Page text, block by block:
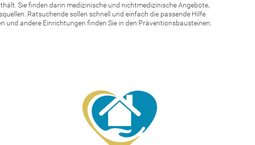
Sie finden darin medizinische und nichtmedizinische Angebote,
Ratsuchende sollen schnell und einfach die passende Hilfe
andere Einrichtungen finden Sie in den Präventionsbausteinen.